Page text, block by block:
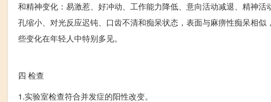
和精神变化：易激惹、好冲动、工作能力降低、意向活动减退、精神
孔缩小、对光反应迟钝、口齿不清和痴呆状态，表面与麻痹性痴呆相
些变化在年轻人中特别多见。
四 检查
1.实验室检查符合并发症的阳性改变。